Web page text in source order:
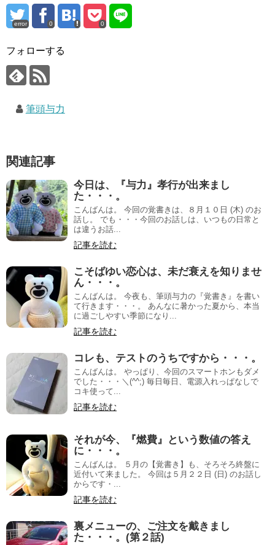
error 0 0
フォローする
筆頭与力
関連記事
今日は、『与力』孝行が出来まし
た・・・。
こんばんは。 今回の覚書きは、８月１０日 (木) のお
話し。 でも・・・今回のお話しは、いつもの日常と
は違うお話...
記事を読む
こそばゆい恋心は、未だ衰えを知りませ
ん・・・。
こんばんは。 今夜も、筆頭与力の『覚書き』を書い
て行きます・・・。 あんなに暑かった夏から、本当
に過ごしやすい季節になり...
記事を読む
コレも、テストのうちですから・・・。
こんばんは。 やっぱり、今回のスマートホンもダメ
でした・・・＼(^^;) 毎日毎日、電源入れっぱなしで
コキ使って...
記事を読む
それが今、『燃費』という数値の答え
に・・・。
こんばんは。 ５月の【覚書き】も、そろそろ終盤に
近付いて来ました。 今回は５月２２日 (日) のお話し
からです・...
記事を読む
裏メニューの、ご注文を戴きまし
た・・・。(第２話)